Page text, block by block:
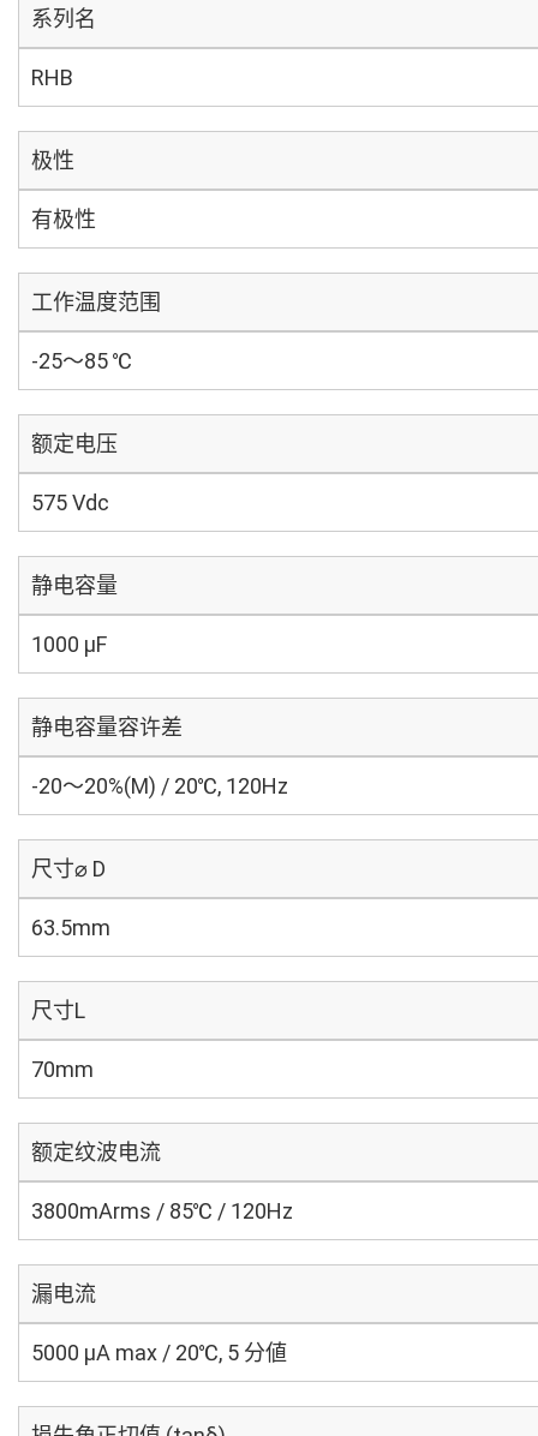
系列名
RHB
极性
有极性
工作温度范围
-25～85 ℃
额定电压
575 Vdc
静电容量
1000 µF
静电容量容许差
-20～20%(M) / 20℃, 120Hz
尺寸⌀ D
63.5mm
尺寸L
70mm
额定纹波电流
3800mArms / 85℃ / 120Hz
漏电流
5000 μA max / 20℃, 5 分値